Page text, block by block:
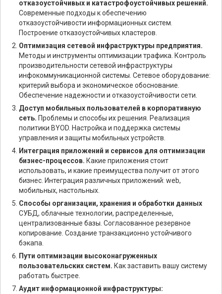
отказоустойчивых и катастрофоустойчивых решений.
Современные подходы к обеспечению
отказоустойчивости информационных систем.
Построение отказоустойчивых кластеров.
Оптимизация сетевой инфраструктуры предприятия.
Методы и инструменты оптимизации трафика. Контроль
производительности сетевой инфраструктуры
инфокоммуникационной системы. Сетевое оборудование:
критерий выбора и экономическое обоснование.
Обеспечение надежности и отказоустойчивости сети.
Доступ мобильных пользователей в корпоративную
сеть. Проблемы и способы их решения. Реализация
политики BYOD. Настройка и поддержка системы
управления и защиты мобильных устройств.
Интеграция приложений и сервисов для оптимизации
бизнес-процессов. Какие приложения стоит
использовать, и какие преимущества получит от этого
бизнес. Интеграция различных приложений: web,
мобильных, настольных.
Способы организации, хранения и обработки данных
СУБД, облачные технологии, распределенные,
централизованные базы. Согласованное резервное
копирование. Создание транзакционно устойчивого
бэкапа.
Пути оптимизации высоконагруженных
пользовательских систем. Как заставить вашу систему
работать быстрее.
Аудит информационной инфраструктуры: